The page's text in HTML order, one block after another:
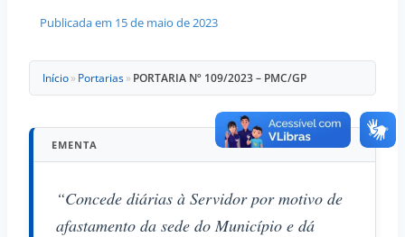
Publicada em 15 de maio de 2023
Início» Portarias» PORTARIA Nº 109/2023 – PMC/GP
EMENTA
“Concede diárias à Servidor por motivo de
afastamento da sede do Município e dá